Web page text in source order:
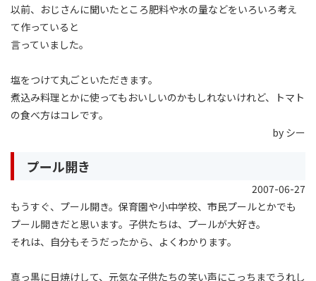
以前、おじさんに聞いたところ肥料や水の量などをいろいろ考え
て作っていると
言っていました。
塩をつけて丸ごといただきます。
煮込み料理とかに使ってもおいしいのかもしれないけれど、トマト
の食べ方はコレです。
by シー
プール開き
2007-06-27
もうすぐ、プール開き。保育園や小中学校、市民プールとかでも
プール開きだと思います。子供たちは、プールが大好き。
それは、自分もそうだったから、よくわかります。
真っ黒に日焼けして、元気な子供たちの笑い声にこっちまでうれし